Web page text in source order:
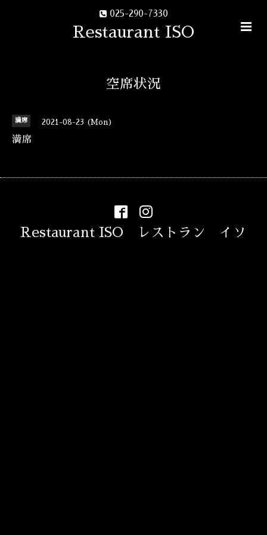
025-290-7330
Restaurant ISO
空席状況
満席 2021-08-23 (Mon)
満席
Restaurant ISO レストラン イソ